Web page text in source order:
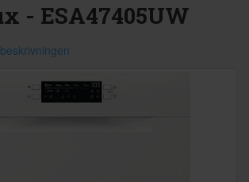
- ESA47405UW